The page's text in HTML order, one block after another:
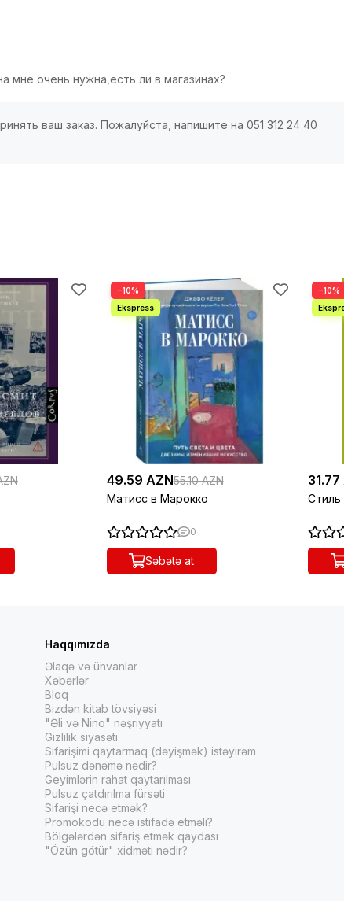
мне очень нужна,есть ли в магазинах?
ваш заказ. Пожалуйста, напишите на 051 312 24 40
−10%
49.59 AZN55.10 AZN
Матисс в Марокко
0
Səbətə at
−10%
Haqqımızda
Əlaqə və ünvanlar
Xəbərlər
Bloq
Bizdən kitab tövsiyəsi
"Əli və Nino" nəşriyyatı
Gizlilik siyasəti
Sifarişimi qaytarmaq (dəyişmək) istəyirəm
Pulsuz dənəmə nədir?
Geyimlərin rahat qaytarılması
Pulsuz çatdırılma fürsəti
Sifarişi necə etmək?
Promokodu necə istifadə etməli?
Bölgələrdən sifariş etmək qaydası
"Özün götür" xidməti nədir?